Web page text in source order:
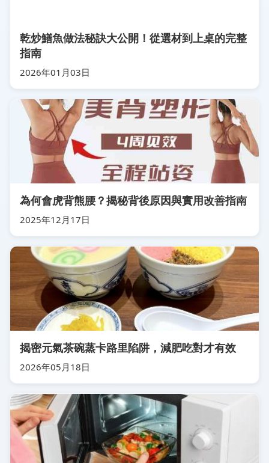
乾炒鱔魚做法秘訣大公開！從選材到上桌的完整
指南
2026年01月03日
為何會虎背熊腰？揭秘背後原因與實用改善指南
2025年12月17日
揭密元氣茶碗蒸卡路里陷阱，減肥吃對才有效
2026年05月18日